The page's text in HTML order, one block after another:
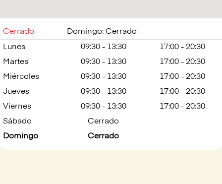
Cerrado
Domingo: Cerrado
Lunes
09:30 - 13:30
17:00 - 20:30
Martes
09:30 - 13:30
17:00 - 20:30
Miércoles
09:30 - 13:30
17:00 - 20:30
Jueves
09:30 - 13:30
17:00 - 20:30
Viernes
09:30 - 13:30
17:00 - 20:30
Sábado
Cerrado
Domingo
Cerrado